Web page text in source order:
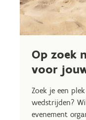
Op zoek
voor
Zoek je een
wedstrijden?
evenement